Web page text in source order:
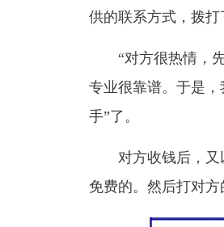
供的联系方式，拨打
“对方很热情，先
专业很靠谱。于是
手”了。
对方收钱后，又以
免费的。然后打对方